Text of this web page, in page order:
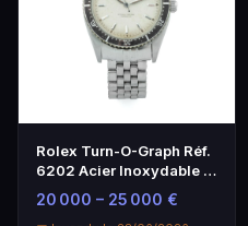
Rolex Turn-O-Graph Réf.
6202 Acier Inoxydable -
Montre Rétro Rare
20 000 – 25 000 €